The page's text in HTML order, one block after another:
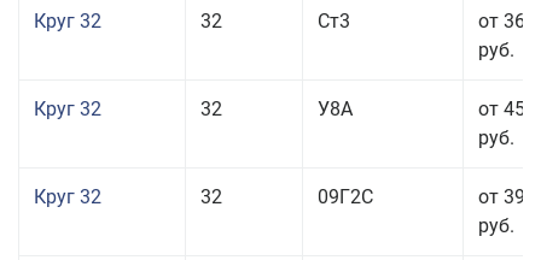
Круг 32 32 Ст3
от 36
руб.
Круг 32 32 У8А
от 45
руб.
Круг 32 32 09Г2С
от 39
руб.